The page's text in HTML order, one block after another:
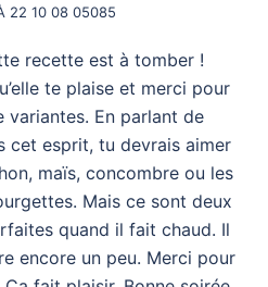
22 10 08 05085
recette est à tomber !
te plaise et merci pour
variantes. En parlant de
cet esprit, tu devrais aimer
maïs, concombre ou les
Mais ce sont deux
quand il fait chaud. Il
encore un peu. Merci pour